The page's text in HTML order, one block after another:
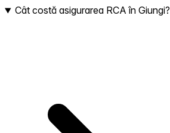
Cât costă asigurarea RCA în Giungi?